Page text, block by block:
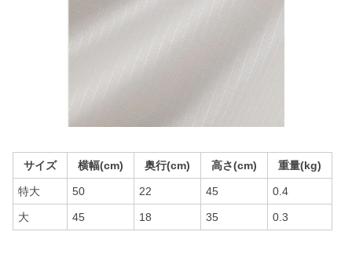
サイズ 横幅(cm) 奥行(cm) 高さ(cm) 重量(kg)
特大 50 22 45 0.4
大 45 18 35 0.3